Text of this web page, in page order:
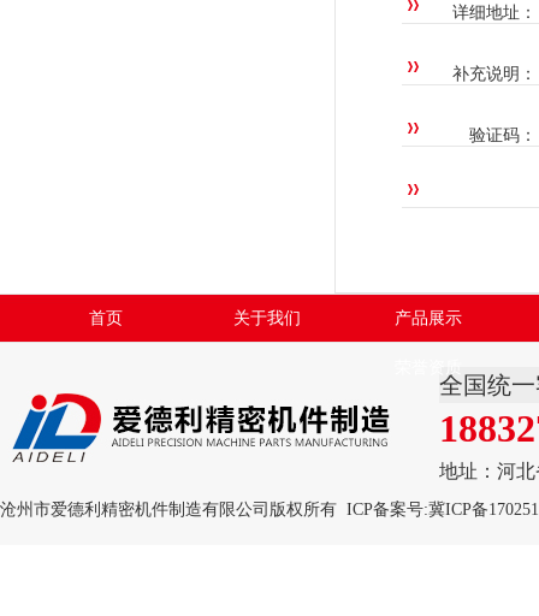
详细地址：
补充说明：
验证码：
首页 关于我们 产品展示
全国统
地址：河
沧州市爱德利精密机件制造有限公司版权所有 ICP备案号:冀ICP备